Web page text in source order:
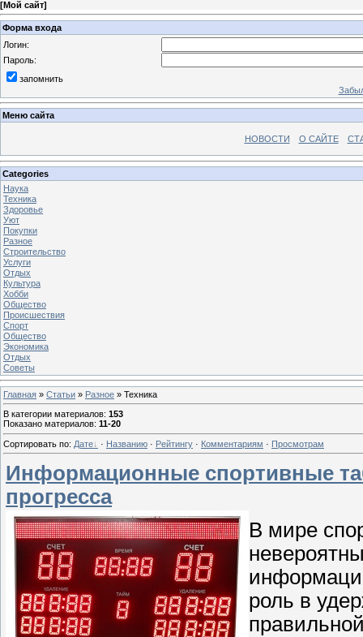
[Мой сайт]
Форма входа
Логин:
Пароль:
запомнить
Меню сайта
НОВОСТИ О САЙТЕ
Categories
Наука
Техника
Здоровье
Уют
Покупки
Разное
Строительство
Услуги
Отдых
Культура
Хобби
Общество
Происшествия
Спорт
Общество
Экономика
Отдых
Советы
Главная » Статьи » Разное » Техника
В категории материалов: 153
Показано материалов: 11-20
Сортировать по: Дате · Названию · Рейтингу · Комментариям · Просмотрам
Информационные спортивные
прогресса
В мире
роль в